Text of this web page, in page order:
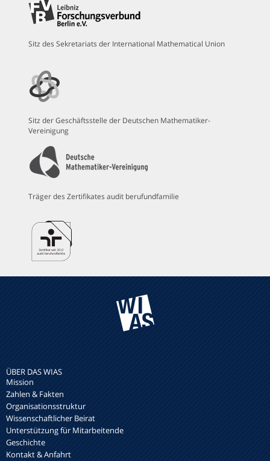
Sitz des Sekretariats der International Mathematical Union
Sitz der Geschäftsstelle der Deutschen Mathematiker-
Vereinigung
Träger des Zertifikates audit berufundfamilie
ÜBER DAS WIAS
Mission
Zahlen & Fakten
Organisationsstruktur
Wissenschaftlicher Beirat
Unterstützung für Mitarbeitende
Geschichte
Kontakt & Anfahrt